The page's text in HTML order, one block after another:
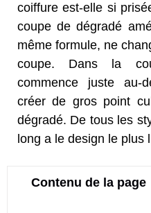
coiffure est-elle si
coupe de dégradé
même formule, ne
coupe. Dans la
commence juste au-
créer de gros point
dégradé. De tous les
long a le design le plus
Contenu de la page